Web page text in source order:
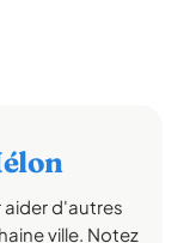
aider d'autres
ville. Notez